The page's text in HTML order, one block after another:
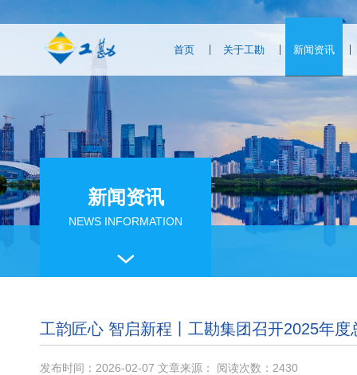
首页 关于工勘 新闻资讯
新闻资讯
NEWS INFORMATION
工韵匠心 智启新程丨工勘集团召开2025年度
发布时间：2026-02-07 文章来源： 阅读次数：2430